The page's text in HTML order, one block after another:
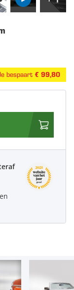
bespaart € 99,80